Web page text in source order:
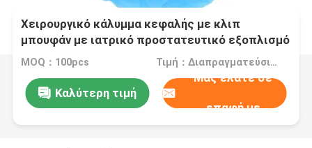
Χειρουργικό κάλυμμα κεφαλής με κλιπ
μπουφάν με ιατρικό προστατευτικό εξοπλισμό
που αναπνέει
MOQ：100pcs Τιμή：Διαπραγματεύσιμα
Καλύτερη τιμή
Μας ελάτε σε
επαφή με